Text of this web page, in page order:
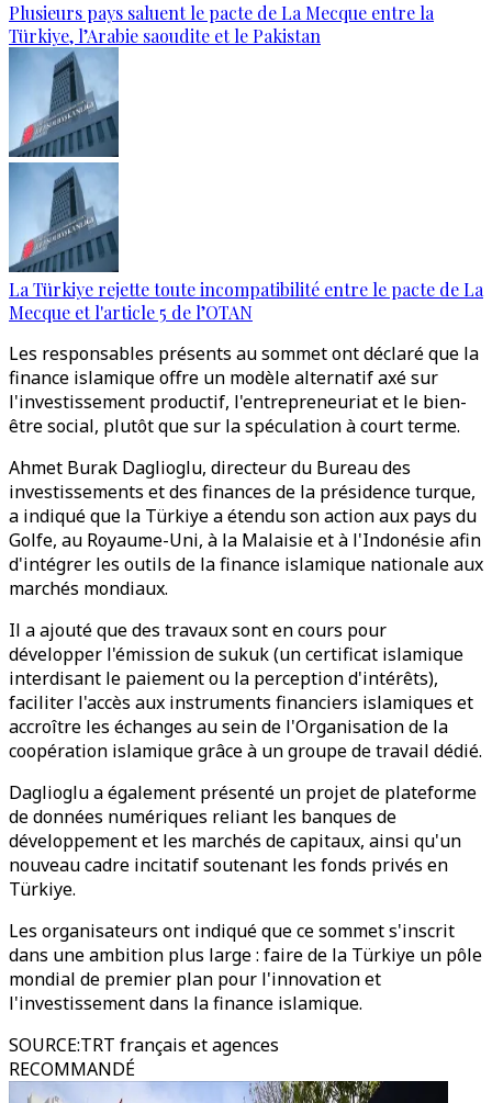
Plusieurs pays saluent le pacte de La Mecque entre la
Türkiye, l’Arabie saoudite et le Pakistan
La Türkiye rejette toute incompatibilité entre le pacte de La
Mecque et l'article 5 de l’OTAN
Les responsables présents au sommet ont déclaré que la
finance islamique offre un modèle alternatif axé sur
l'investissement productif, l'entrepreneuriat et le bien-
être social, plutôt que sur la spéculation à court terme.
Ahmet Burak Daglioglu, directeur du Bureau des
investissements et des finances de la présidence turque,
a indiqué que la Türkiye a étendu son action aux pays du
Golfe, au Royaume-Uni, à la Malaisie et à l'Indonésie afin
d'intégrer les outils de la finance islamique nationale aux
marchés mondiaux.
Il a ajouté que des travaux sont en cours pour
développer l'émission de sukuk (un certificat islamique
interdisant le paiement ou la perception d'intérêts),
faciliter l'accès aux instruments financiers islamiques et
accroître les échanges au sein de l'Organisation de la
coopération islamique grâce à un groupe de travail dédié.
Daglioglu a également présenté un projet de plateforme
de données numériques reliant les banques de
développement et les marchés de capitaux, ainsi qu'un
nouveau cadre incitatif soutenant les fonds privés en
Türkiye.
Les organisateurs ont indiqué que ce sommet s'inscrit
dans une ambition plus large : faire de la Türkiye un pôle
mondial de premier plan pour l'innovation et
l'investissement dans la finance islamique.
SOURCE:TRT français et agences
RECOMMANDÉ